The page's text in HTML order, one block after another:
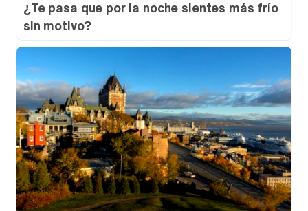
¿Te pasa que por la noche sientes más frío
sin motivo?